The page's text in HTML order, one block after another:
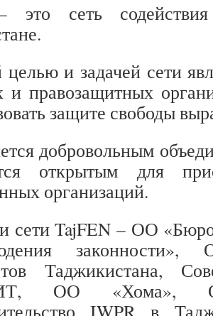
это сеть
и задачей сети
и правозащитных
защите свободы
добровольным
открытым для
организаций.
сети TajFEN – ОО
Таджикистана,
ОО «Хома»,
IWPR в